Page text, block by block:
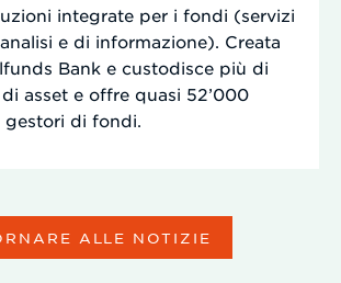
integrate per i fondi (servizi
e di informazione). Creata
Bank e custodisce più di
asset e offre quasi 52’000
di fondi.
ALLE NOTIZIE